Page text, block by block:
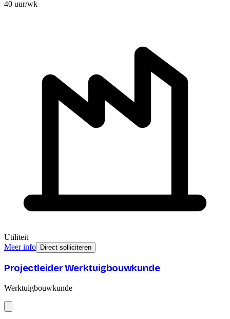
40 uur/wk
Utiliteit
Meer info
Direct solliciteren
Projectleider Werktuigbouwkunde
Werktuigbouwkunde